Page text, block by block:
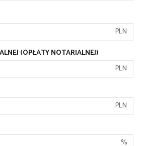
PLN
(OPŁATY NOTARIALNEJ)
PLN
PLN
%